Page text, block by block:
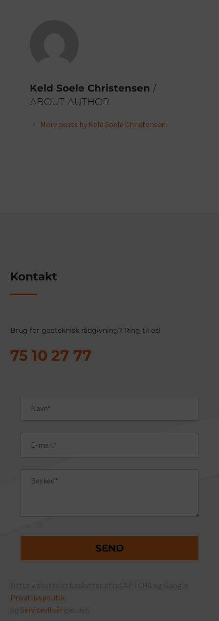
Keld Soele Christensen /
ABOUT AUTHOR
More posts by Keld Soele Christensen
Kontakt
Brug for geoteknisk rådgivning? Ring til os!
75 10 27 77
Privatlivspolitik
Servicevilkår